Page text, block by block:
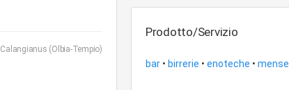
Calangianus (Olbia-Tempio)
Prodotto/Servizio
bar • birrerie • enoteche • mense